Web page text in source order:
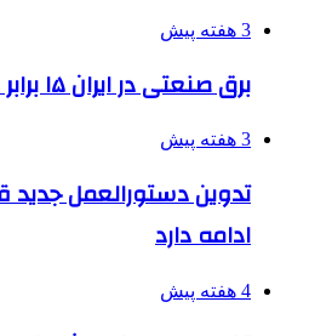
3 هفته پیش
برق صنعتی در ایران ۱۵ برابر گران‌تر از خانگی است
3 هفته پیش
تدوین دستورالعمل جدید
ادامه دارد
4 هفته پیش